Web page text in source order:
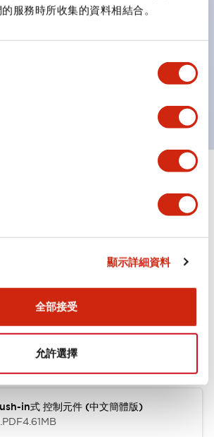
服務時所收集的資料相結合。
顯示詳細資料
全部接受
允許選擇
安全色規範：在危險或緊急狀況下，
in式 控制元件 (中文簡體版)
.PDF4.61MB